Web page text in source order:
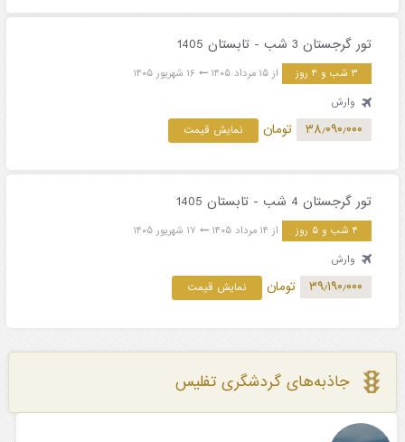
تور گرجستان 3 شب - تابستان 1405
۳ شب و ۴ روز از ۱۵ مرداد ۱۴۰۵
۱۶ شهریور ۱۴۰۵
وارش
۳۸٫۰۹۰٫۰۰۰ تومان نمایش قیمت
تور گرجستان 4 شب - تابستان 1405
۴ شب و ۵ روز از ۱۴ مرداد ۱۴۰۵
۱۷ شهریور ۱۴۰۵
وارش
۳۹٫۱۹۰٫۰۰۰ تومان نمایش قیمت
جاذبه‌های گردشگری تفلیس